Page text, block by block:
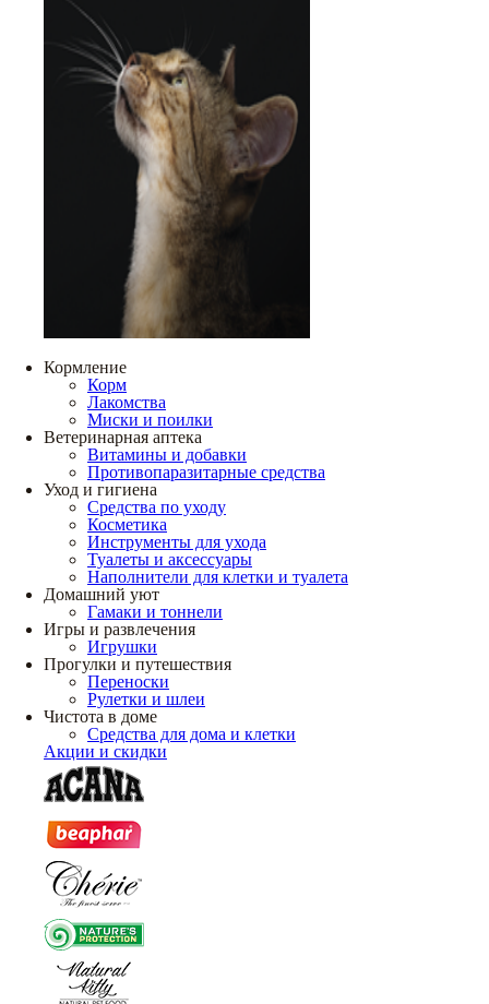
Кормление
Корм
Лакомства
Миски и поилки
Ветеринарная аптека
Витамины и добавки
Противопаразитарные средства
Уход и гигиена
Средства по уходу
Косметика
Инструменты для ухода
Туалеты и аксессуары
Наполнители для клетки и туалета
Домашний уют
Гамаки и тоннели
Игры и развлечения
Игрушки
Прогулки и путешествия
Переноски
Рулетки и шлеи
Чистота в доме
Средства для дома и клетки
Акции и скидки